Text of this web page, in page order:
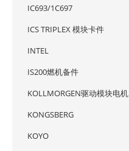
IC693/1C697
ICS TRIPLEX 模块卡件
INTEL
IS200燃机备件
KOLLMORGEN驱动模块电机
KONGSBERG
KOYO